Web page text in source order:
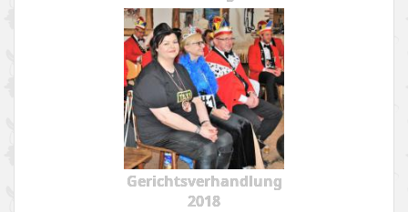
Gerichtsverhandlung
2018